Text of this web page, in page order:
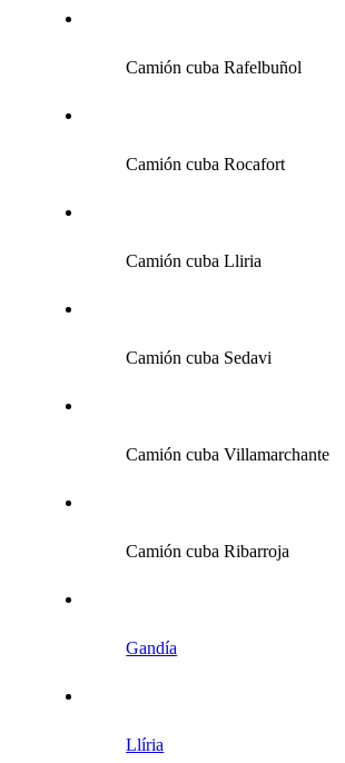
Camión cuba Rafelbuñol
Camión cuba Rocafort
Camión cuba Lliria
Camión cuba Sedavi
Camión cuba Villamarchante
Camión cuba Ribarroja
Gandía
Llíria